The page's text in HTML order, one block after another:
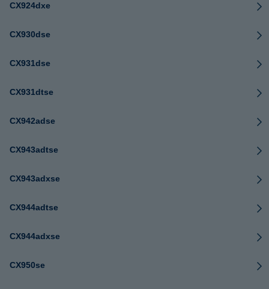
CX924dxe
CX930dse
CX931dse
CX931dtse
CX942adse
CX943adtse
CX943adxse
CX944adtse
CX944adxse
CX950se